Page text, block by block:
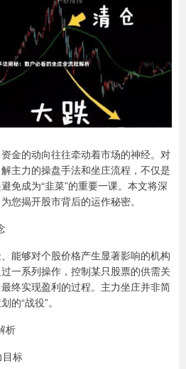
金的动向往往牵动着市场的神经。对
主力的操盘手法和坐庄流程，不仅是
免成为“韭菜”的重要一课。本文将深
您揭开股市背后的运作秘密。
能够对个股价格产生显著影响的机构
一系列操作，控制某只股票的供需关
终实现盈利的过程。主力坐庄并非简
的“战役”。
析
目标